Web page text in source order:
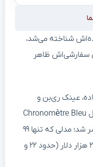
شناخته می‌شد،
سفارشی‌اش ظاهر
عینک ری‌بن و
ساعتی کمیاب از برند F.P. Journe مدل Chronomètre Bleu
Byblos در یک پادکست ویدیویی حاضر شد؛ مدلی که تنها ۹۹
عدد از آن در سال ۲۰۱۴ تولید شد و ۲۵۴ هزار دلار (حدود ۲۲ و